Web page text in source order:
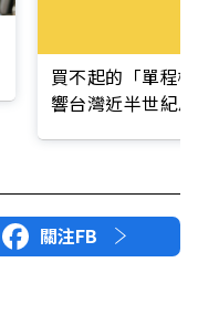
買不起的「單程
響台灣近半世紀
關注FB